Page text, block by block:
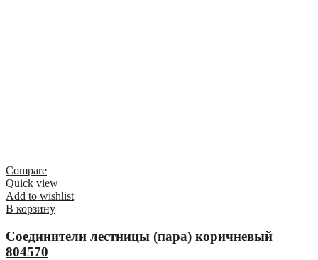
Compare
Quick view
Add to wishlist
В корзину
Соединители лестницы (пара) коричневый
804570